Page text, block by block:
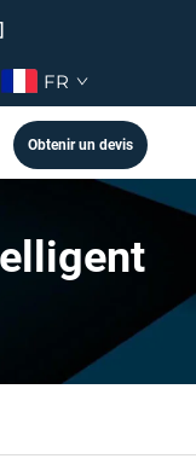
FR
Obtenir un devis